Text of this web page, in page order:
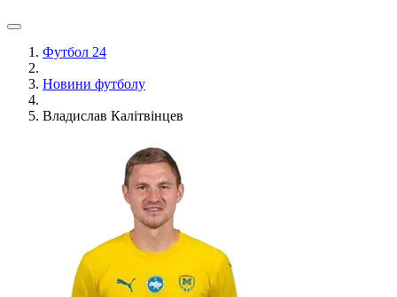
Футбол 24
Новини футболу
Владислав Калітвінцев